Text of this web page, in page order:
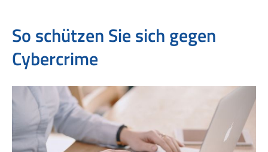
So schützen Sie sich gegen
Cybercrime